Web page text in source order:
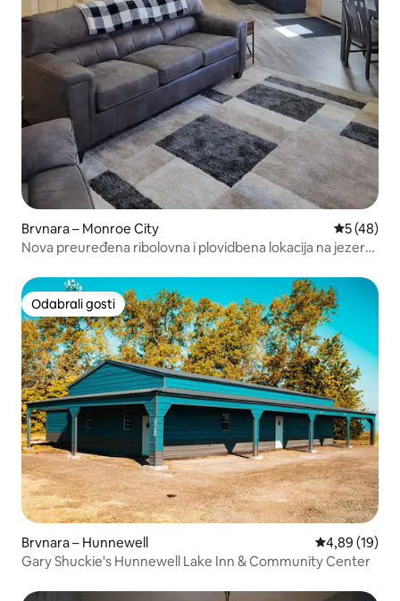
Brvnara – Monroe City Prosječna
5 (48)
Nova preuređena ribolovna i plovidbena lokacija na jezeru
Odabrali gosti
Odabrali gosti
Brvnara – Hunnewell Prosječna
4,89 (19)
Gary Shuckie's Hunnewell Lake Inn & Community Center